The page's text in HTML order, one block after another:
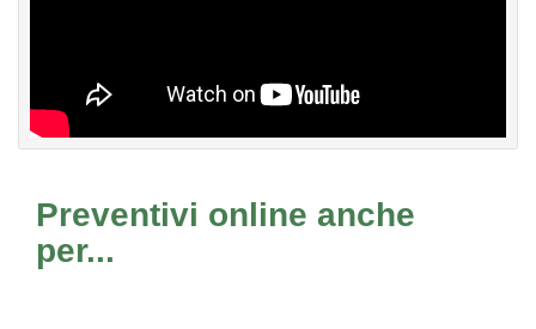
Preventivi online anche
per...